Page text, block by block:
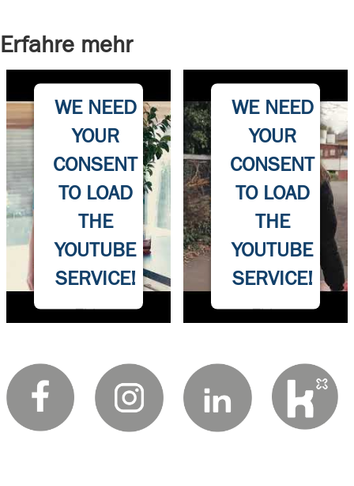
Erfahre mehr
WE NEED
YOUR
CONSENT
TO LOAD
THE
YOUTUBE
SERVICE!
This
permitted
to load
WE NEED
YOUR
CONSENT
TO LOAD
THE
YOUTUBE
SERVICE!
This
permitted
to load